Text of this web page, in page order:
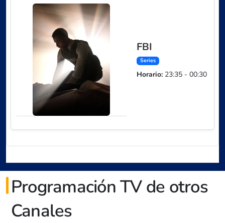
FBI
Series
Horario: 23:35 - 00:30
Programación TV de otros
Canales